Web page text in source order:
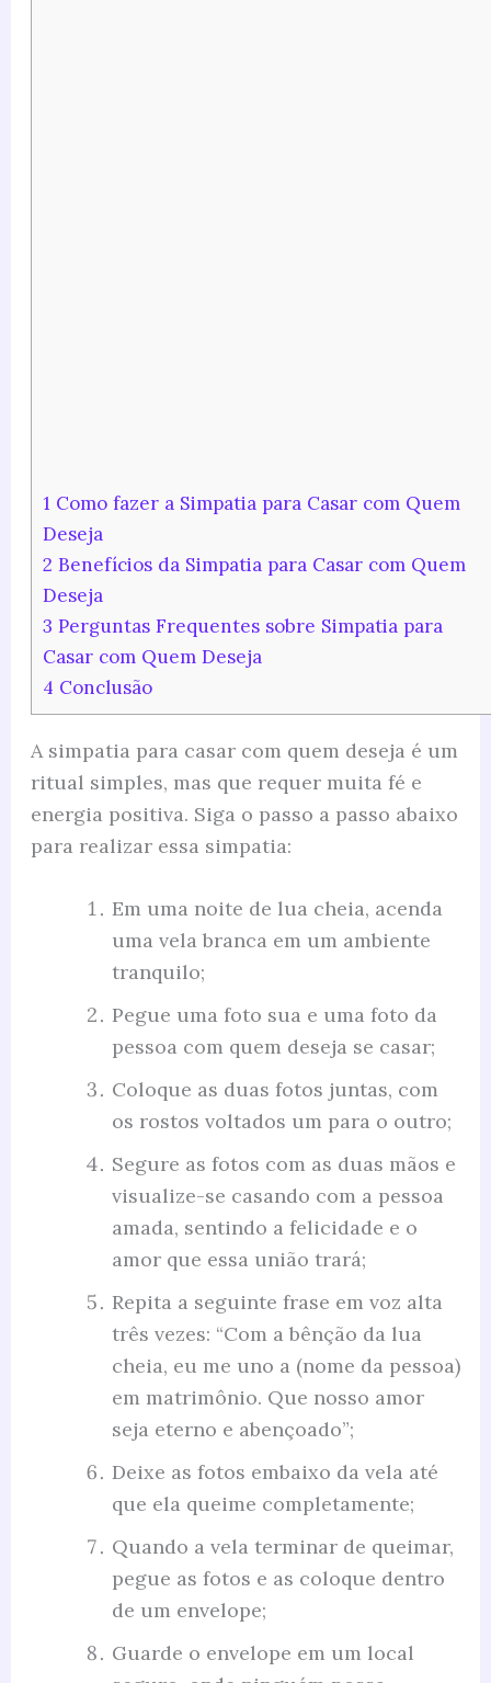
1Como fazer a Simpatia para Casar com Quem
Deseja
2 Benefícios da Simpatia para Casar com Quem
Deseja
3 Perguntas Frequentes sobre Simpatia para
Casar com Quem Deseja
4 Conclusão
A simpatia para casar com quem deseja é um
ritual simples, mas que requer muita fé e
energia positiva. Siga o passo a passo abaixo
para realizar essa simpatia:
Em uma noite de lua cheia, acenda
uma vela branca em um ambiente
tranquilo;
Pegue uma foto sua e uma foto da
pessoa com quem deseja se casar;
Coloque as duas fotos juntas, com
os rostos voltados um para o outro;
Segure as fotos com as duas mãos e
visualize-se casando com a pessoa
amada, sentindo a felicidade e o
amor que essa união trará;
Repita a seguinte frase em voz alta
três vezes: “Com a bênção da lua
cheia, eu me uno a (nome da pessoa)
em matrimônio. Que nosso amor
seja eterno e abençoado”;
Deixe as fotos embaixo da vela até
que ela queime completamente;
Quando a vela terminar de queimar,
pegue as fotos e as coloque dentro
de um envelope;
Guarde o envelope em um local